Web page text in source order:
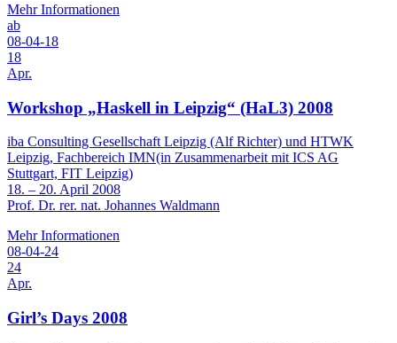
Mehr Informationen
ab
08-04-18
18
Apr.
Workshop „Haskell in Leipzig“ (HaL3) 2008
iba Consulting Gesellschaft Leipzig (Alf Richter) und HTWK
Leipzig, Fachbereich IMN(in Zusammenarbeit mit ICS AG
Stuttgart, FIT Leipzig)
18. – 20. April 2008
Prof. Dr. rer. nat. Johannes Waldmann
Mehr Informationen
08-04-24
24
Apr.
Girl’s Days 2008